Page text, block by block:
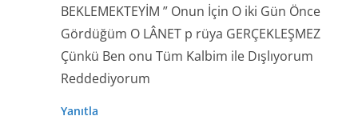
BEKLEMEKTEYİM ” Onun İçin O iki Gün Önce
Gördüğüm O LÂNET p rüya GERÇEKLEŞMEZ
Çünkü Ben onu Tüm Kalbim ile Dışlıyorum
Reddediyorum
Yanıtla